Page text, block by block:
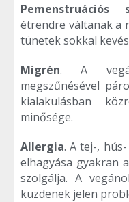
Pemenstruációs
étrendre váltanak a
tünetek sokkal
Migrén. A
megszűnésével
kialakulásban
minősége.
Allergia. A tej-,
elhagyása gyakran
szolgálja. A
küzdenek jelen